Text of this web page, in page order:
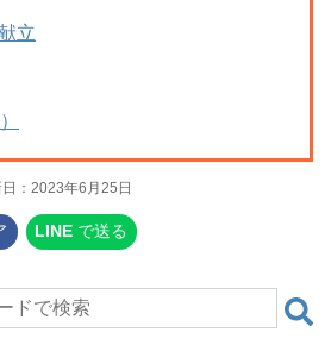
立
： 2023年6月25日
LINE で送る